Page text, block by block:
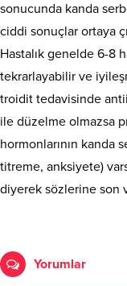
sonucunda kanda
ciddi sonuçlar ortaya
Hastalık genelde 6-8
tekrarlayabilir ve
troidit tedavisinde
ile düzelme olmazsa
hormonlarının kanda
titreme, anksiyete)
diyerek sözlerine son
Yorumlar